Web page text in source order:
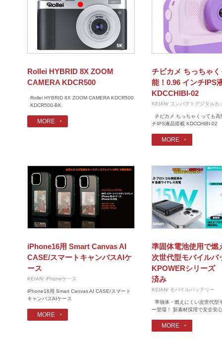
Rollei HYBRID 8X ZOOM
CAMERA KDCR500
Rollei HYBRID 8X ZOOM CAMERA KDCR500
KDCR500-BK
MORE
チビカメ ちっちゃ
能！0.96 インチIPS
KDCCHIBI-02
KEIAN/ コンパクトデジタルカ
チビカメ ちっちゃくっても
チIPS液晶搭載 KDCCHIBI-02
MORE
iPhone16用 Smart Canvas AI
CASE/スマートキャンバスAIケ
ース
KEIAN/ iPhoneケ一ス
iPhone16用 Smart Canvas AI CASE/スマート
キャンバスAIケース
MORE
準固体電池使用で燃
次世代型モバイル
KPOWERシリーズ
済み
KEIAN/ モバイルバッテリー
準個体・燃えにくい次世代型
ー登場！ 新素材採用で安全安
MORE